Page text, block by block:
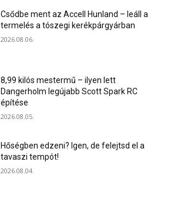
Csődbe ment az Accell Hunland – leáll a
termelés a tószegi kerékpárgyárban
2026.08.06.
8,99 kilós mestermű – ilyen lett
Dangerholm legújabb Scott Spark RC
építése
2026.08.05.
Hőségben edzeni? Igen, de felejtsd el a
tavaszi tempót!
2026.08.04.